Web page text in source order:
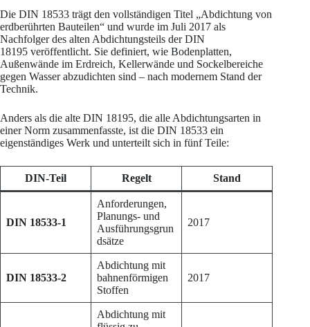
Die DIN 18533 trägt den vollständigen Titel „Abdichtung von
erdberührten Bauteilen“ und wurde im Juli 2017 als
Nachfolger des alten Abdichtungsteils der DIN
18195 veröffentlicht. Sie definiert, wie Bodenplatten,
Außenwände im Erdreich, Kellerwände und Sockelbereiche
gegen Wasser abzudichten sind – nach modernem Stand der
Technik.
Anders als die alte DIN 18195, die alle Abdichtungsarten in
einer Norm zusammenfasste, ist die DIN 18533 ein
eigenständiges Werk und unterteilt sich in fünf Teile:
DIN-Teil Regelt Stand
DIN 18533-1
Anforderungen,
Planungs- und
Ausführungsgrun
dsätze
2017
DIN 18533-2
Abdichtung mit
bahnenförmigen
Stoffen
2017
Abdichtung mit